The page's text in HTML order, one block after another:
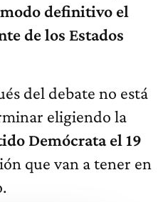
definitivo el
de los Estados
del debate no está
eligiendo la
Demócrata el 19
que van a tener en